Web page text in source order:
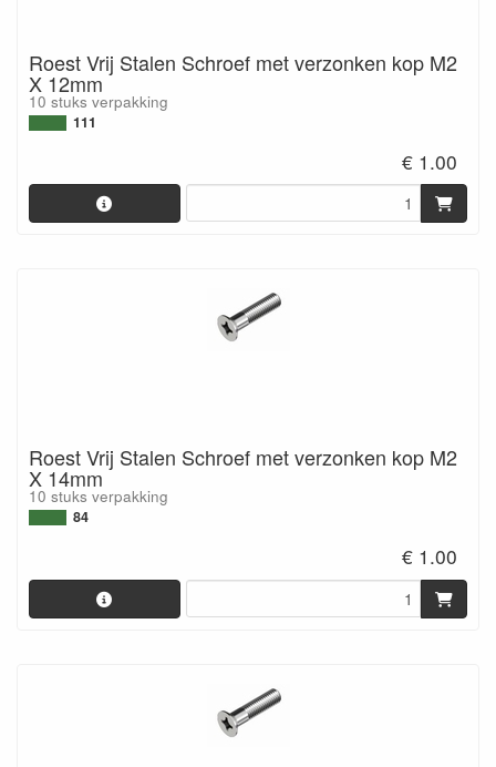
Roest Vrij Stalen Schroef met verzonken kop M2
X 12mm
10 stuks verpakking
111
€ 1.00
Roest Vrij Stalen Schroef met verzonken kop M2
X 14mm
10 stuks verpakking
84
€ 1.00